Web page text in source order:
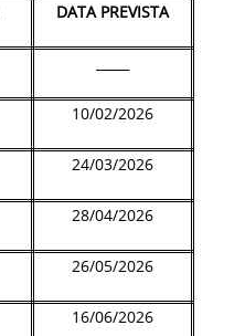
DATA PREVISTA
10/02/2026
24/03/2026
28/04/2026
26/05/2026
16/06/2026